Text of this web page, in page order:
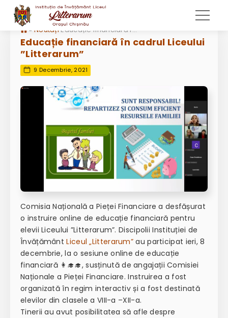
» Noutăți Educație financiară în cadrul Liceului ”Litterarum”
Educație financiară în cadrul Liceului
”Litterarum”
9 Decembrie, 2021
Comisia Națională a Pieței Financiare a desfășurat
o instruire online de educație financiară pentru
elevii Liceului ”Litterarum”. Discipolii Instituției de
ÎnvățământLiceul „Litterarum” au participat ieri, 8
decembrie, la o sesiune online de educație
financiară 👩‍🎓‍🎓, susținută de angajații Comisiei
Naționale a Pieței Financiare. Instruirea a fost
organizată în regim interactiv și a fost destinată
elevilor din clasele a VIII-a –XII-a.
Tinerii au avut posibilitatea să afle despre